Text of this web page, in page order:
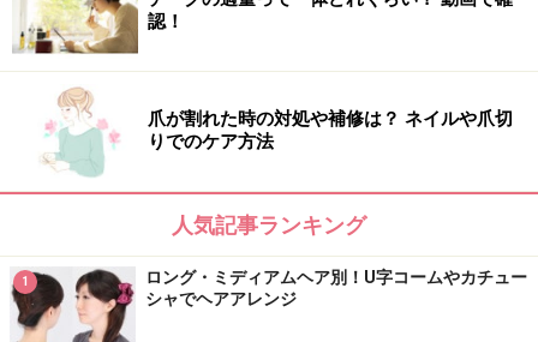
認！
爪が割れた時の対処や補修は？ ネイルや爪切
りでのケア方法
人気記事ランキング
1
ロング・ミディアムヘア別！U字コームやカチュー
シャでヘアアレンジ